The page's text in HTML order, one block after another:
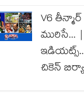
V6
మురిసే... |
చికెన్